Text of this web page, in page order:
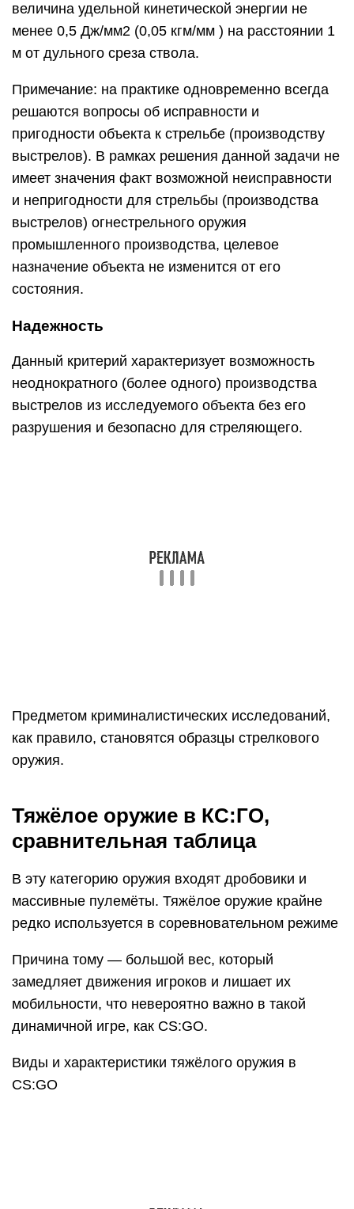
величина удельной кинетической энергии не
менее 0,5 Дж/мм2 (0,05 кгм/мм ) на расстоянии 1
м от дульного среза ствола.
Примечание: на практике одновременно всегда
решаются вопросы об исправности и
пригодности объекта к стрельбе (производству
выстрелов). В рамках решения данной задачи не
имеет значения факт возможной неисправности
и непригодности для стрельбы (производства
выстрелов) огнестрельного оружия
промышленного производства, целевое
назначение объекта не изменится от его
состояния.
Надежность
Данный критерий характеризует возможность
неоднократного (более одного) производства
выстрелов из исследуемого объекта без его
разрушения и безопасно для стреляющего.
Предметом криминалистических исследований,
как правило, становятся образцы стрелкового
оружия.
Тяжёлое оружие в КС:ГО,
сравнительная таблица
В эту категорию оружия входят дробовики и
массивные пулемёты. Тяжёлое оружие крайне
редко используется в соревновательном режиме
Причина тому — большой вес, который
замедляет движения игроков и лишает их
мобильности, что невероятно важно в такой
динамичной игре, как CS:GO.
Виды и характеристики тяжёлого оружия в
CS:GO